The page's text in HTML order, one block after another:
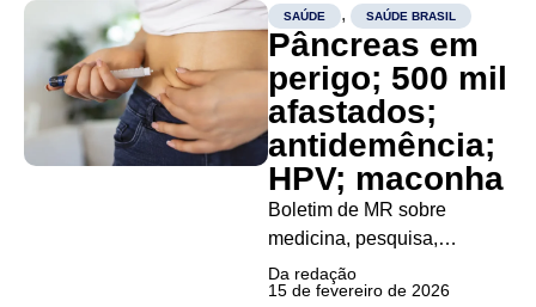
consumo excessivo O
consumo frequente de
vídeos curtos em celulares e
tablets pode prejudicar o
desenvolvimento cognitivo e
emocional de crianças,
segundo estudos
conduzidos...
SAÚDE , SAÚDE BRASIL
Pâncreas em
perigo; 500 mil
afastados;
antidemência;
HPV; maconha
Boletim de MR sobre
medicina, pesquisa,
inovação, saúde mental,
negócios e políticas
Da redação
15 de fevereiro de 2026